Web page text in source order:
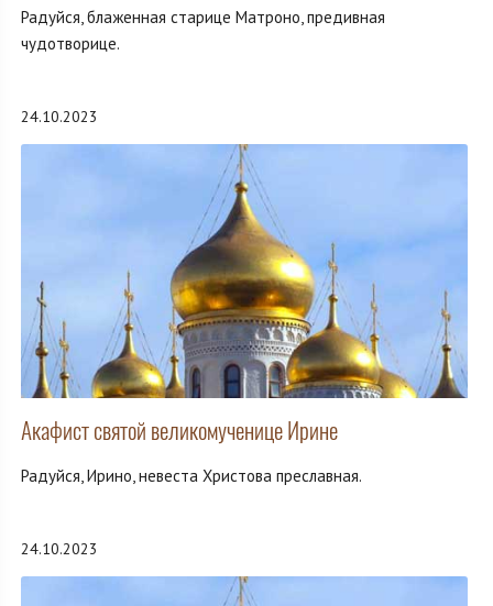
Радуйся, блаженная старице Матроно, предивная
чудотворице.
24.10.2023
Акафист святой великомученице Ирине
Радуйся, Ирино, невеста Христова преславная.
24.10.2023